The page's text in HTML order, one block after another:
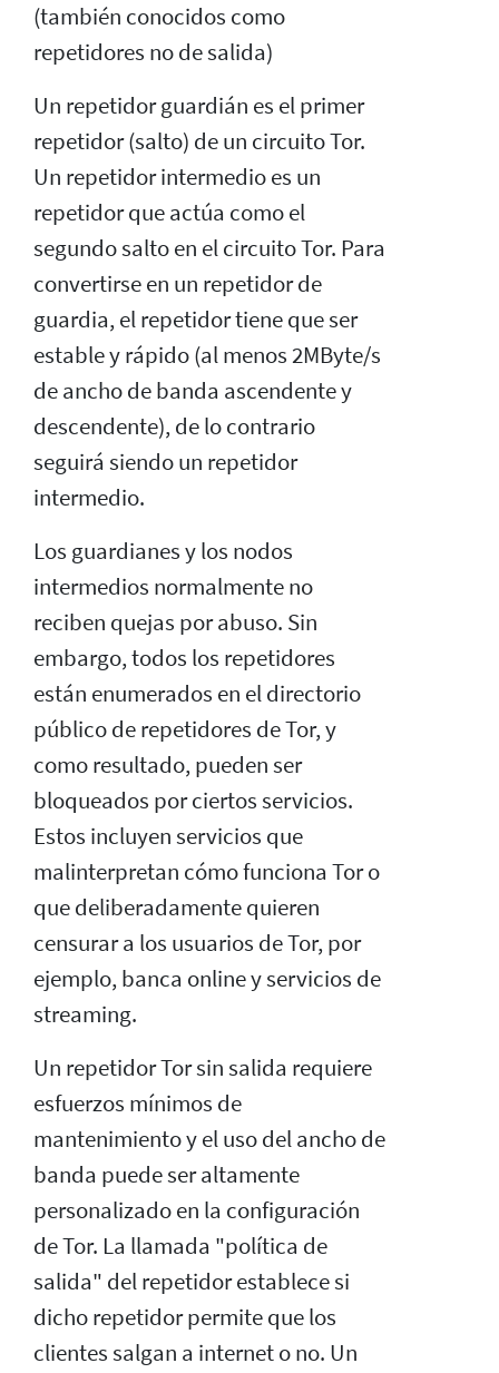
(también conocidos como
repetidores no de salida)
Un repetidor guardián es el primer
repetidor (salto) de un circuito Tor.
Un repetidor intermedio es un
repetidor que actúa como el
segundo salto en el circuito Tor. Para
convertirse en un repetidor de
guardia, el repetidor tiene que ser
estable y rápido (al menos 2MByte/s
de ancho de banda ascendente y
descendente), de lo contrario
seguirá siendo un repetidor
intermedio.
Los guardianes y los nodos
intermedios normalmente no
reciben quejas por abuso. Sin
embargo, todos los repetidores
están enumerados en el directorio
público de repetidores de Tor, y
como resultado, pueden ser
bloqueados por ciertos servicios.
Estos incluyen servicios que
malinterpretan cómo funciona Tor o
que deliberadamente quieren
censurar a los usuarios de Tor, por
ejemplo, banca online y servicios de
streaming.
Un repetidor Tor sin salida requiere
esfuerzos mínimos de
mantenimiento y el uso del ancho de
banda puede ser altamente
personalizado en la configuración
de Tor. La llamada "política de
salida" del repetidor establece si
dicho repetidor permite que los
clientes salgan a internet o no. Un